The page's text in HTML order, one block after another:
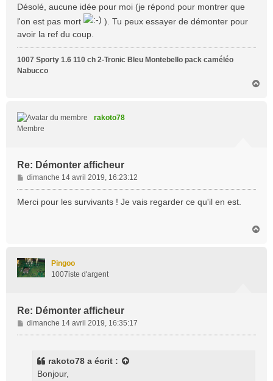
s
a
g
e
Désolé, aucune idée pour moi (je répond pour montrer que
l'on est pas mort
). Tu peux essayer de démonter pour
avoir la ref du coup.
1007 Sporty 1.6 110 ch 2-Tronic Bleu Montebello pack caméléo
Nabucco
rakoto78
Membre
Re: Démonter afficheur
M
e
s
dimanche 14 avril 2019, 16:23:12
Merci pour les survivants ! Je vais regarder ce qu'il en est.
Pingoo
1007iste d'argent
Re: Démonter afficheur
M
e
dimanche 14 avril 2019, 16:35:17
rakoto78 a écrit :
Bonjour,